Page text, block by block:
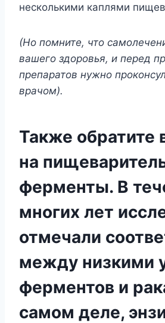
несколькими каплями
(Но помните, что
вашего здоровья, и перед
препаратов нужно
врачом).
Также обратите
на
ферменты. В
многих лет
отмечали
между низкими
ферментов и
самом деле,